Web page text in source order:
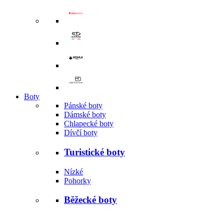
Boty
Pánské boty
Dámské boty
Chlapecké boty
Dívčí boty
Turistické boty
Nízké
Pohorky
Běžecké boty